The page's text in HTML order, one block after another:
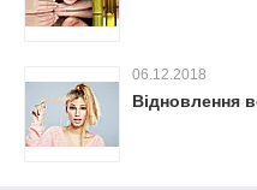
06.12.2018
Відновлення